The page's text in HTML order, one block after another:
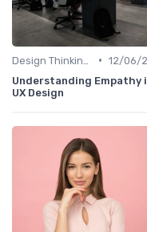
• 12/06/
Understanding Empathy
UX Design